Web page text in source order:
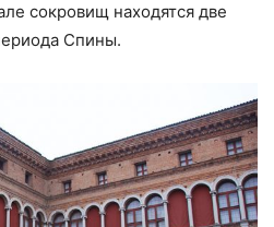
сокровищ находятся две
Спины.